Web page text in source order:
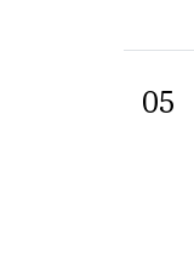
05